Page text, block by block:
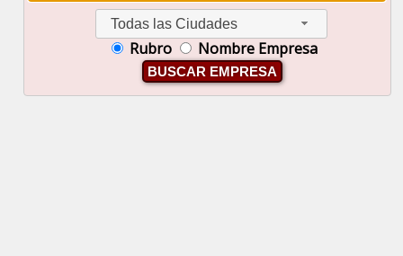
Todas las Ciudades
Rubro Nombre Empresa
BUSCAR EMPRESA